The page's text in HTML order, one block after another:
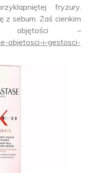
fryzury.
z sebum. Zaś cienkim
objętości –
objetosci-i-gestosci-